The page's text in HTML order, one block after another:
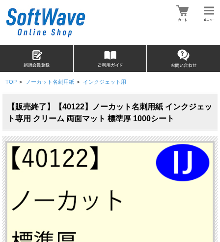
TOP > ノーカット名刺用紙 > インクジェット用
【販売終了】【40122】ノーカット名刺用紙 インクジェッ
ト専用 クリーム 両面マット 標準厚 1000シート